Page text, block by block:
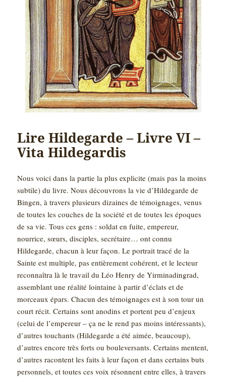
Lire Hildegarde – Livre VI –
Vita Hildegardis
Nous voici dans la partie la plus explicite (mais pas la moins
subtile) du livre. Nous découvrons la vie d’Hildegarde de
Bingen, à travers plusieurs dizaines de témoignages, venus
de toutes les couches de la société et de toutes les époques
de sa vie. Tous ces gens : soldat en fuite, empereur,
nourrice, sœurs, disciples, secrétaire… ont connu
Hildegarde, chacun à leur façon. Le portrait tracé de la
Sainte est multiple, pas entièrement cohérent, et le lecteur
reconnaîtra là le travail du Léo Henry de Yirminadingrad,
assemblant une réalité lointaine à partir d’éclats et de
morceaux épars. Chacun des témoignages est à son tour un
court récit. Certains sont anodins et portent peu d’enjeux
(celui de l’empereur – ça ne le rend pas moins intéressants),
d’autres touchants (Hildegarde a été aimée, beaucoup),
d’autres encore très forts ou bouleversants. Certains mentent,
d’autres racontent les faits à leur façon et dans certains buts
personnels, et toutes ces voix résonnent entre elles, à travers